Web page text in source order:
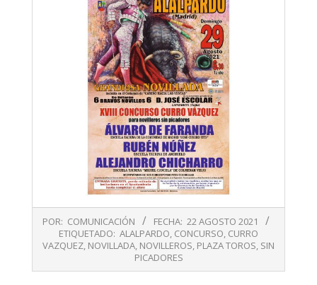
08-
22
POR: COMUNICACIÓN FECHA: 22 AGOSTO 2021
ETIQUETADO: ALALPARDO CONCURSO CURRO
VAZQUEZ NOVILLADA NOVILLEROS PLAZA TOROS SIN
PICADORES